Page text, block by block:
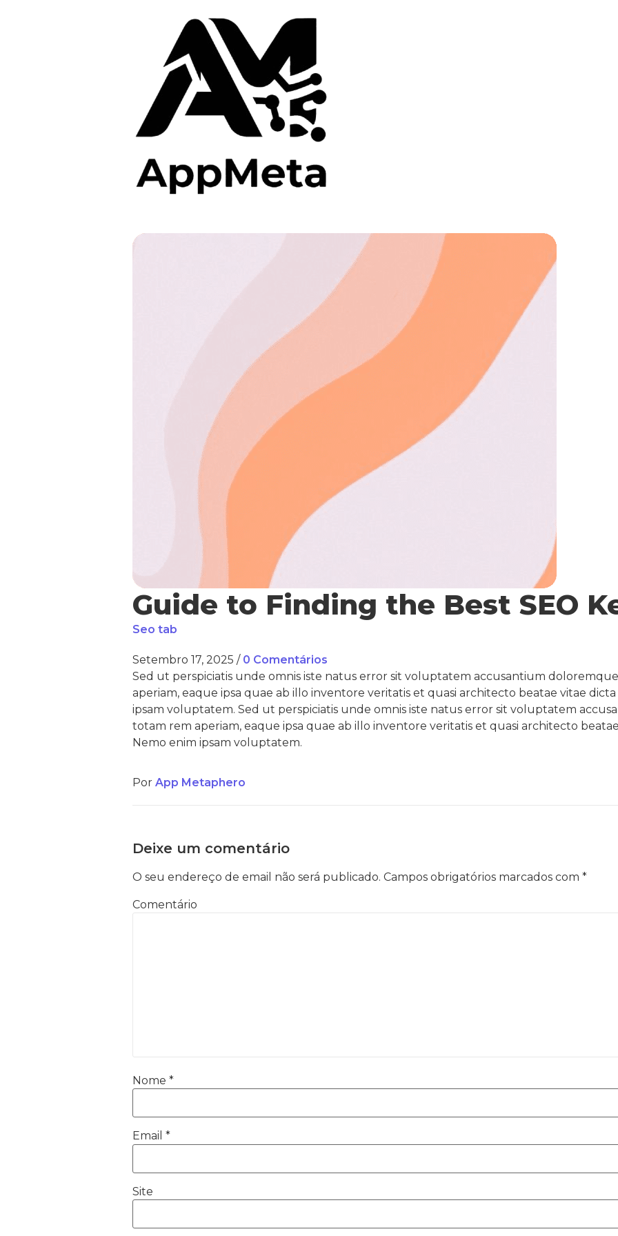
Guide to Finding the Best SEO
Seo tab
Setembro 17, 2025 / 0 Comentários
Sed ut perspiciatis unde omnis iste natus error sit voluptatem accusantium
aperiam, eaque ipsa quae ab illo inventore veritatis et quasi architecto beatae vitae
ipsam voluptatem. Sed ut perspiciatis unde omnis iste natus error sit voluptatem
totam rem aperiam, eaque ipsa quae ab illo inventore veritatis et quasi architecto
Nemo enim ipsam voluptatem.
Por App Metaphero
Deixe um comentário
O seu endereço de email não será publicado. Campos obrigatórios marcados com *
Comentário
Nome *
Email *
Site